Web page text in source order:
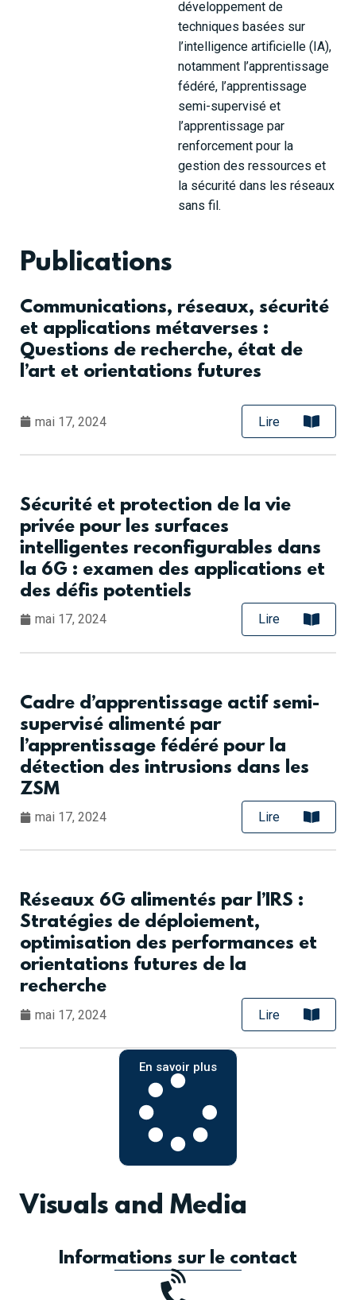
développement de
techniques basées sur
l’intelligence artificielle (IA),
notamment l’apprentissage
fédéré, l’apprentissage
semi-supervisé et
l’apprentissage par
renforcement pour la
gestion des ressources et
la sécurité dans les réseaux
sans fil.
Publications
Communications, réseaux, sécurité
et applications métaverses :
Questions de recherche, état de
l’art et orientations futures
mai 17, 2024 Lire
Sécurité et protection de la vie
privée pour les surfaces
intelligentes reconfigurables dans
la 6G : examen des applications et
des défis potentiels
mai 17, 2024 Lire
Cadre d’apprentissage actif semi-
supervisé alimenté par
l’apprentissage fédéré pour la
détection des intrusions dans les
ZSM
mai 17, 2024 Lire
Réseaux 6G alimentés par l’IRS :
Stratégies de déploiement,
optimisation des performances et
orientations futures de la
recherche
mai 17, 2024 Lire
En savoir plus
Visuals and Media
Informations sur le contact